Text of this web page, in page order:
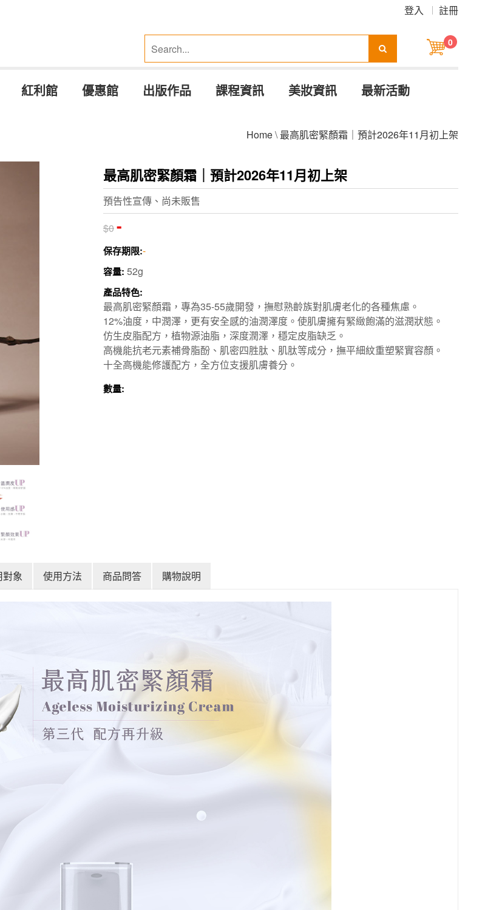
登入 註冊
0
紅利館 優惠館 出版作品 課程資訊 美妝資訊 最新活動
Home\ 最高肌密緊顏霜｜預計2026年11月初上架
最高肌密緊顏霜｜預計2026年11月初上架
預告性宣傳、尚未販售
$0-
保存期限:-
容量: 52g
產品特色:
最高肌密緊顏霜，專為35-55歲開發，撫慰熟齡族對肌膚老化的各種焦慮。
12%油度，中潤澤，更有安全感的油潤澤度。使肌膚擁有緊緻飽滿的滋潤狀態。
仿生皮脂配方，植物源油脂，深度潤澤，穩定皮脂缺乏。
高機能抗老元素補骨脂酚、肌密四胜肽、肌肽等成分，撫平細紋重塑緊實容顏。
十全高機能修護配方，全方位支援肌膚養分。
數量:
對象 使用方法 商品問答 購物說明